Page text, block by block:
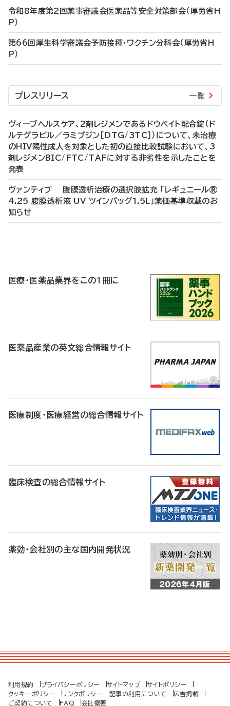
令和8年度第2回薬事審議会医薬品等安全対策部会（厚労省H
P）
第66回厚生科学審議会予防接種・ワクチン分科会（厚労省H
P）
プレスリリース 一覧
ヴィーブヘルスケア、2剤レジメンであるドウベイト配合錠（ド
ルテグラビル／ラミブジン［DTG/3TC］）について、未治療
のHIV陽性成人を対象とした初の直接比較試験において、3
剤レジメンBIC/FTC/TAFに対する非劣性を示したことを
発表
ヴァンティブ 腹膜透析治療の選択肢拡充 「レギュニール®
4.25 腹膜透析液 UV ツインバッグ1.5L」薬価基準収載のお
知らせ
医療・医薬品業界をこの1冊に
医薬品産業の英文総合情報サイト
医療制度・医療経営の総合情報サイト
臨床検査の総合情報サイト
薬効・会社別の主な国内開発状況
利用規約 プライバシーポリシー サイトマップ
サイトポリシー
クッキーポリシー
リンクポリシー 記事の利用について
広告掲載
ご契約について
FAQ 会社概要